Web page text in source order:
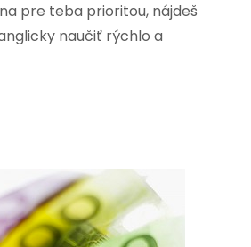
pre teba prioritou, nájdeš
naučiť rýchlo a